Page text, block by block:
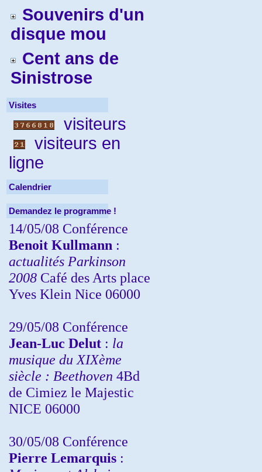
Souvenirs d'un
disque mou
Cent ans de
Sinistrose
Visites
visiteurs
visiteurs en
ligne
Calendrier
Demandez le programme !
14/05/08 Conférence
Benoit Kullmann :
actualités Parkinson
2008 Café des Arts place
Yves Klein Nice 06000
29/05/08 Conférence
Jean-Luc Delut : la
musique du XIXème
siècle : Beethoven 4Bd
de Cimiez le Majestic
NICE 06000
30/05/08 Conférence
Pierre Lemarquis :